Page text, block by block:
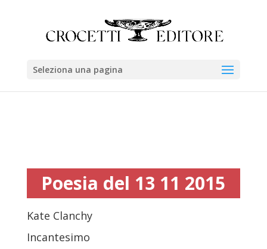
Seleziona una pagina
Poesia del 13 11 2015
Kate Clanchy
Incantesimo